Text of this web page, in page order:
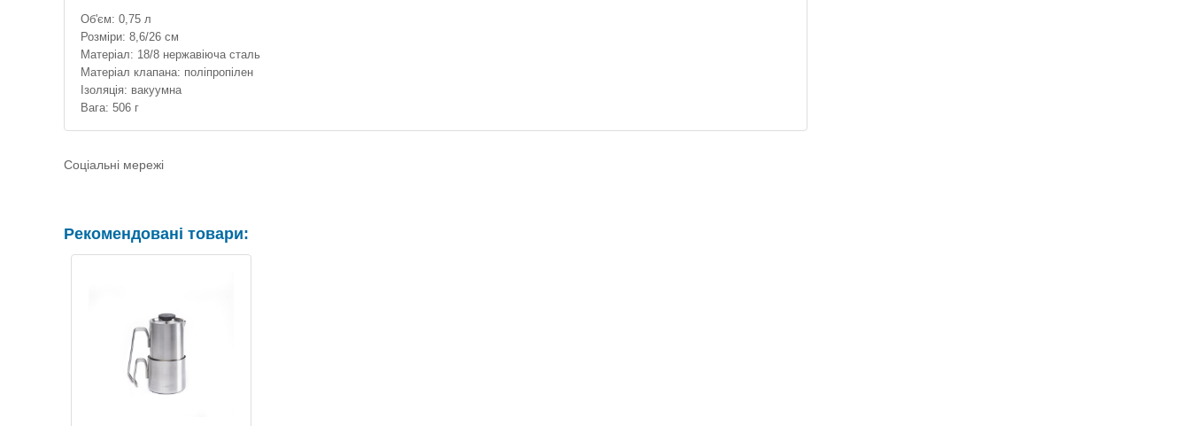
Об'єм: 0,75 л
Розміри: 8,6/26 см
Матеріал: 18/8 нержавіюча сталь
Матеріал клапана: поліпропілен
Ізоляція: вакуумна
Вага: 506 г
Соціальні мережі
Рекомендовані товари: